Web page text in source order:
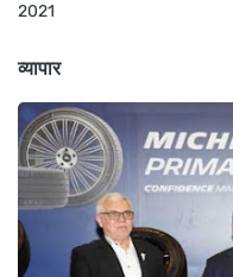
2021
व्यापार